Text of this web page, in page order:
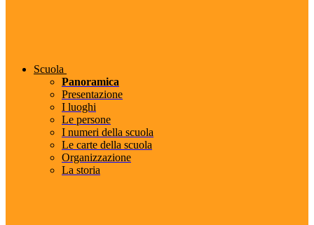
Scuola
Panoramica
Presentazione
I luoghi
Le persone
I numeri della scuola
Le carte della scuola
Organizzazione
La storia